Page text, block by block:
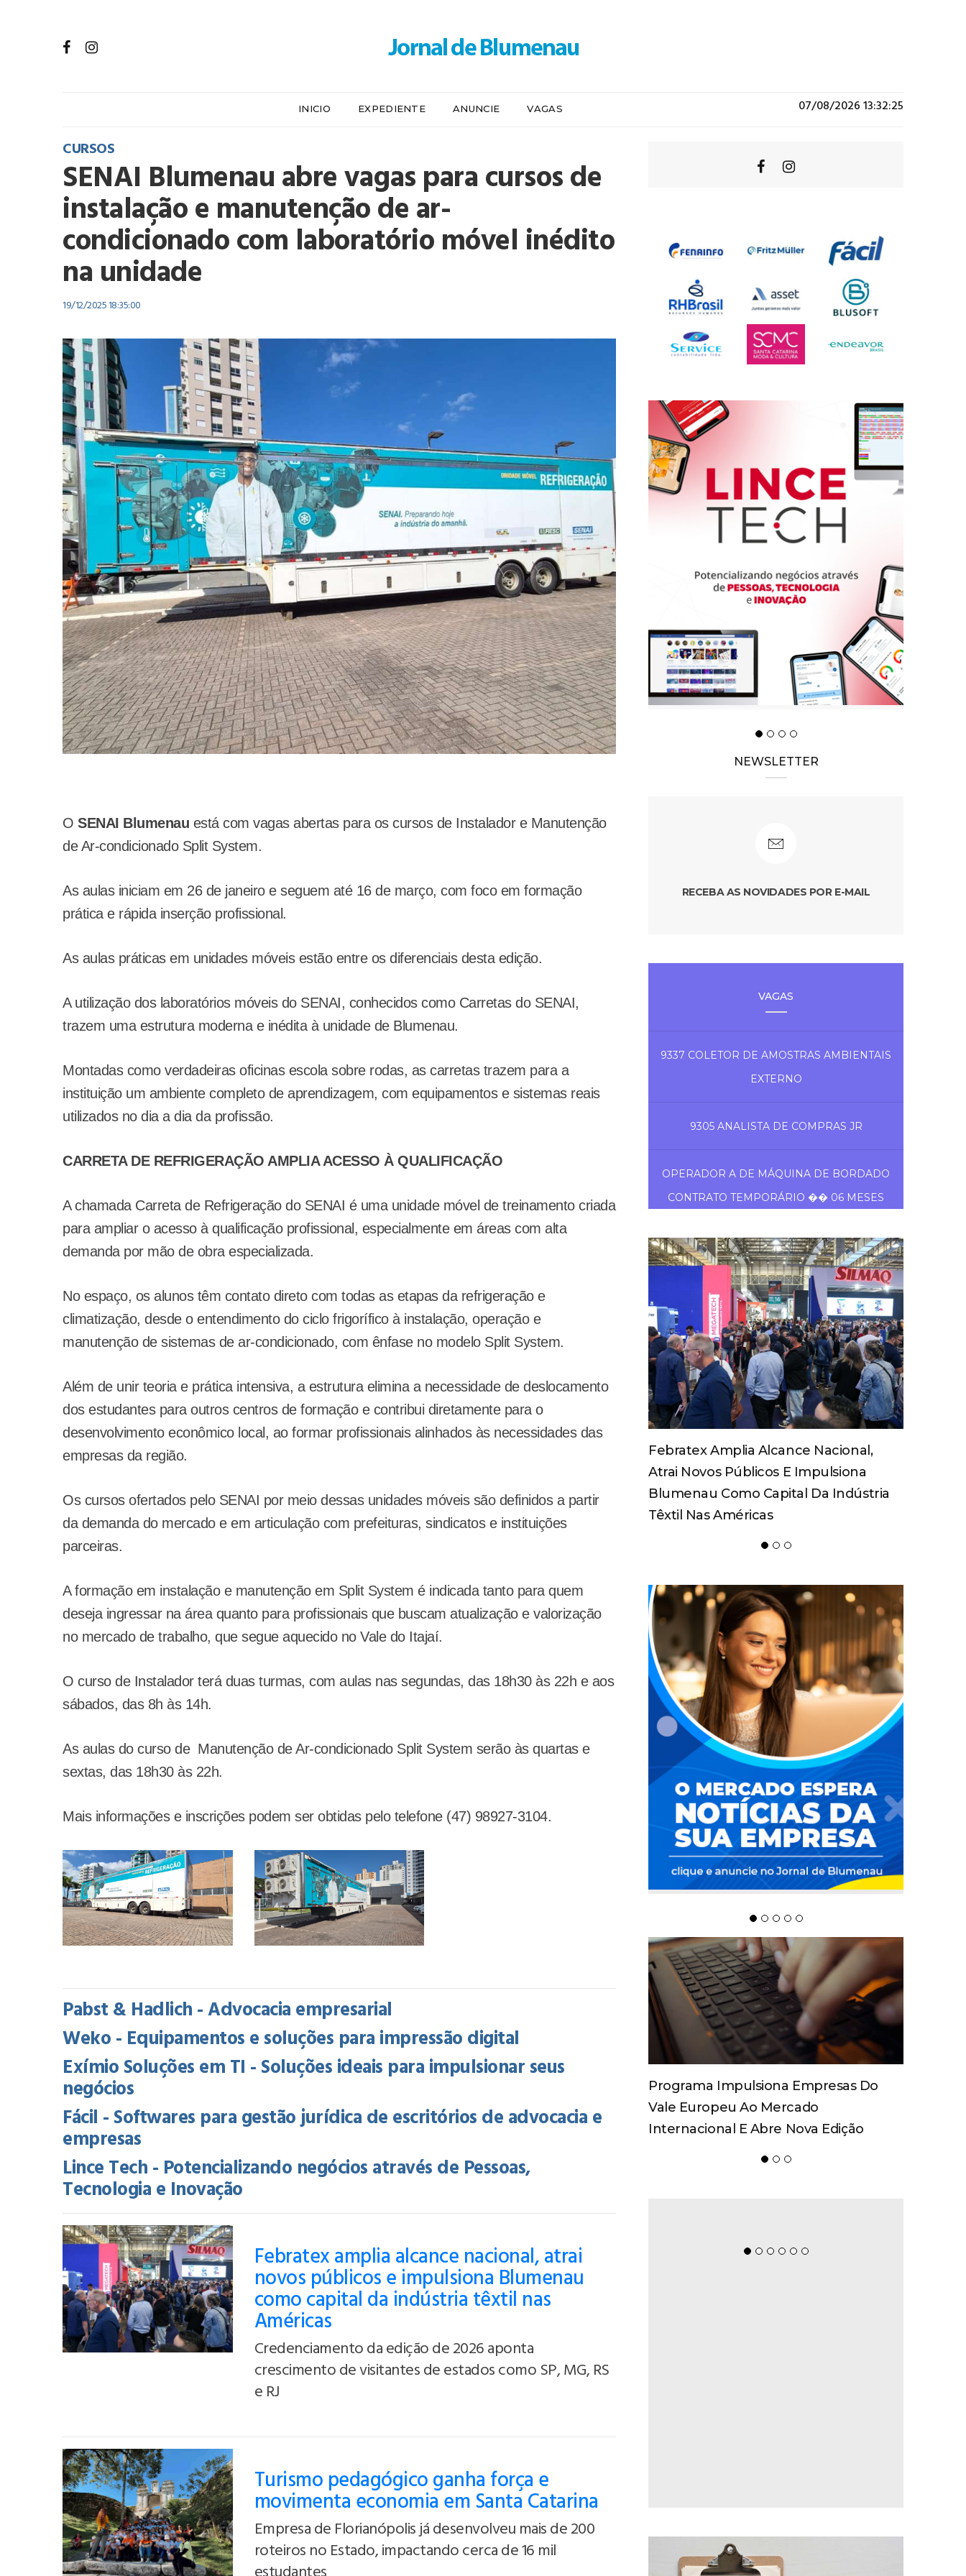
INICIO EXPEDIENTE ANUNCIE VAGAS 07/08/2026 13:32:25
CURSOS
SENAI Blumenau abre vagas para cursos de
instalação e manutenção de ar-
condicionado com laboratório móvel inédito
na unidade
19/12/2025 18:35:00
O SENAI Blumenau está com vagas abertas para os cursos de Instalador e Manutenção
de Ar-condicionado Split System.
As aulas iniciam em 26 de janeiro e seguem até 16 de março, com foco em formação
prática e rápida inserção profissional.
As aulas práticas em unidades móveis estão entre os diferenciais desta edição.
A utilização dos laboratórios móveis do SENAI, conhecidos como Carretas do SENAI,
trazem uma estrutura moderna e inédita à unidade de Blumenau.
Montadas como verdadeiras oficinas escola sobre rodas, as carretas trazem para a
instituição um ambiente completo de aprendizagem, com equipamentos e sistemas reais
utilizados no dia a dia da profissão.
CARRETA DE REFRIGERAÇÃO AMPLIA ACESSO À QUALIFICAÇÃO
A chamada Carreta de Refrigeração do SENAI é uma unidade móvel de treinamento criada
para ampliar o acesso à qualificação profissional, especialmente em áreas com alta
demanda por mão de obra especializada.
No espaço, os alunos têm contato direto com todas as etapas da refrigeração e
climatização, desde o entendimento do ciclo frigorífico à instalação, operação e
manutenção de sistemas de ar-condicionado, com ênfase no modelo Split System.
Além de unir teoria e prática intensiva, a estrutura elimina a necessidade de deslocamento
dos estudantes para outros centros de formação e contribui diretamente para o
desenvolvimento econômico local, ao formar profissionais alinhados às necessidades das
empresas da região.
Os cursos ofertados pelo SENAI por meio dessas unidades móveis são definidos a partir
da demanda do mercado e em articulação com prefeituras, sindicatos e instituições
parceiras.
A formação em instalação e manutenção em Split System é indicada tanto para quem
deseja ingressar na área quanto para profissionais que buscam atualização e valorização
no mercado de trabalho, que segue aquecido no Vale do Itajaí.
O curso de Instalador terá duas turmas, com aulas nas segundas, das 18h30 às 22h e aos
sábados, das 8h às 14h.
As aulas do curso de Manutenção de Ar-condicionado Split System serão às quartas e
sextas, das 18h30 às 22h.
Mais informações e inscrições podem ser obtidas pelo telefone (47) 98927-3104.
Pabst & Hadlich - Advocacia empresarial
Weko - Equipamentos e soluções para impressão digital
Exímio Soluções em TI - Soluções ideais para impulsionar seus
negócios
Fácil - Softwares para gestão jurídica de escritórios de advocacia e
empresas
Lince Tech - Potencializando negócios através de Pessoas,
Tecnologia e Inovação
Febratex amplia alcance nacional, atrai
novos públicos e impulsiona Blumenau
como capital da indústria têxtil nas
Américas
Credenciamento da edição de 2026 aponta
crescimento de visitantes de estados como SP, MG, RS
e RJ
Turismo pedagógico ganha força e
movimenta economia em Santa Catarina
Empresa de Florianópolis já desenvolveu mais de 200
roteiros no Estado, impactando cerca de 16 mil
CONTRATO TEMPORÁRIO �� 06 MESES
Movimenta Economia Em Santa
Catarina
Spaten Tisch Chega À Oktoberfest De
Blumenau Para Celebrar O Ritual Da
Cerveja E Dos Encontros